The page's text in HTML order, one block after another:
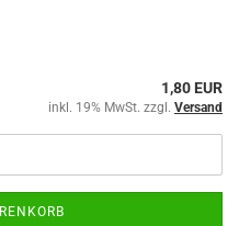
1,80 EUR
inkl. 19% MwSt. zzgl. Versand